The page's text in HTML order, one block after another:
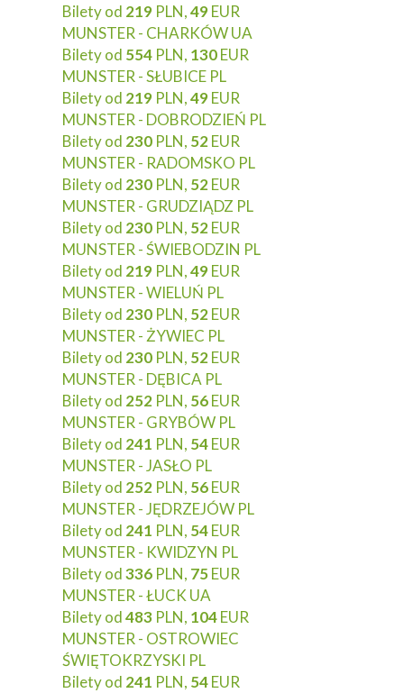
Bilety od 219 PLN,49EUR
MUNSTER - CHARKÓW UA
Bilety od 554 PLN, 130EUR
MUNSTER - SŁUBICE PL
Bilety od 219 PLN,49EUR
MUNSTER - DOBRODZIEŃ PL
Bilety od 230 PLN, 52EUR
MUNSTER - RADOMSKO PL
Bilety od 230 PLN, 52EUR
MUNSTER - GRUDZIĄDZ PL
Bilety od 230 PLN, 52EUR
MUNSTER - ŚWIEBODZIN PL
Bilety od 219 PLN,49EUR
MUNSTER - WIELUŃ PL
Bilety od 230 PLN, 52EUR
MUNSTER - ŻYWIEC PL
Bilety od 230 PLN, 52EUR
MUNSTER - DĘBICA PL
Bilety od 252 PLN, 56EUR
MUNSTER - GRYBÓW PL
Bilety od 241 PLN, 54EUR
MUNSTER - JASŁO PL
Bilety od 252 PLN, 56EUR
MUNSTER - JĘDRZEJÓW PL
Bilety od 241 PLN, 54EUR
MUNSTER - KWIDZYN PL
Bilety od336 PLN, 75EUR
MUNSTER - ŁUCK UA
Bilety od483 PLN, 104EUR
MUNSTER - OSTROWIEC
ŚWIĘTOKRZYSKI PL
Bilety od 241 PLN, 54EUR